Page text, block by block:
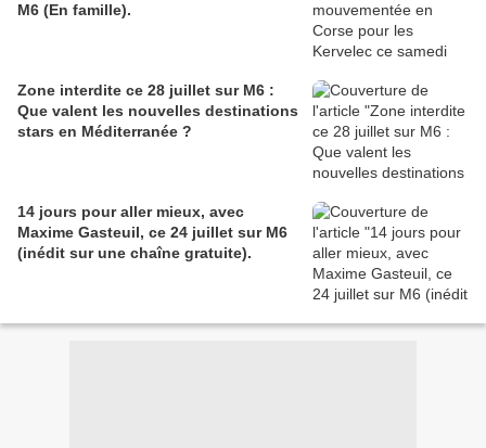
M6 (En famille).
Zone interdite ce 28 juillet sur M6 :
Que valent les nouvelles destinations
stars en Méditerranée ?
14 jours pour aller mieux, avec
Maxime Gasteuil, ce 24 juillet sur M6
(inédit sur une chaîne gratuite).